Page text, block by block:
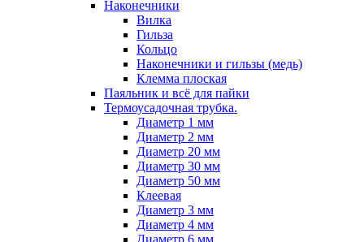
Наконечники
Вилка
Гильза
Кольцо
Наконечники и гильзы (медь)
Клемма плоская
Паяльник и всё для пайки
Термоусадочная трубка.
Диаметр 1 мм
Диаметр 2 мм
Диаметр 20 мм
Диаметр 30 мм
Диаметр 50 мм
Клеевая
Диаметр 3 мм
Диаметр 4 мм
Диаметр 6 мм